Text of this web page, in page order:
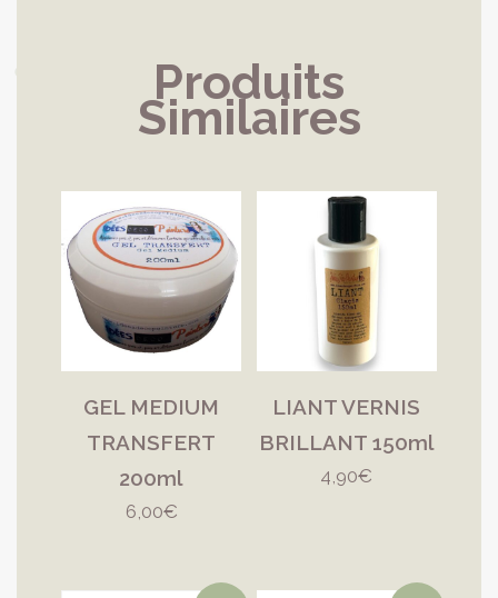
Produits
Similaires
GEL MEDIUM
TRANSFERT
200ml
6,00€
LIANT VERNIS
BRILLANT 150ml
4,90€